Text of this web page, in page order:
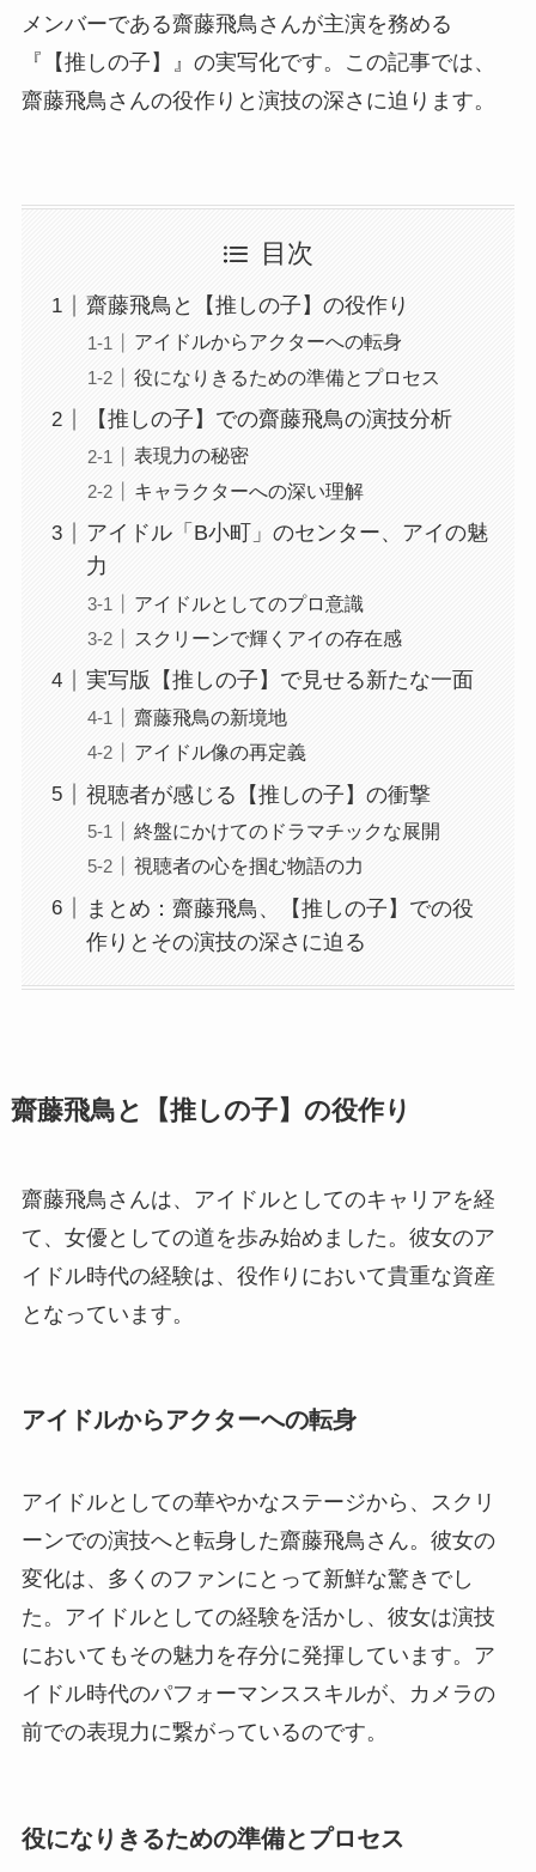
メンバーである齋藤飛鳥さんが主演を務める
『【推しの子】』の実写化です。この記事では、
齋藤飛鳥さんの役作りと演技の深さに迫ります。
目次
齋藤飛鳥と【推しの子】の役作り
アイドルからアクターへの転身
役になりきるための準備とプロセス
【推しの子】での齋藤飛鳥の演技分析
表現力の秘密
キャラクターへの深い理解
アイドル「B小町」のセンター、アイの魅
力
アイドルとしてのプロ意識
スクリーンで輝くアイの存在感
実写版【推しの子】で見せる新たな一面
齋藤飛鳥の新境地
アイドル像の再定義
視聴者が感じる【推しの子】の衝撃
終盤にかけてのドラマチックな展開
視聴者の心を掴む物語の力
まとめ：齋藤飛鳥、【推しの子】での役
作りとその演技の深さに迫る
齋藤飛鳥と【推しの子】の役作り
齋藤飛鳥さんは、アイドルとしてのキャリアを経
て、女優としての道を歩み始めました。彼女のア
イドル時代の経験は、役作りにおいて貴重な資産
となっています。
アイドルからアクターへの転身
アイドルとしての華やかなステージから、スクリ
ーンでの演技へと転身した齋藤飛鳥さん。彼女の
変化は、多くのファンにとって新鮮な驚きでし
た。アイドルとしての経験を活かし、彼女は演技
においてもその魅力を存分に発揮しています。ア
イドル時代のパフォーマンススキルが、カメラの
前での表現力に繋がっているのです。
役になりきるための準備とプロセス